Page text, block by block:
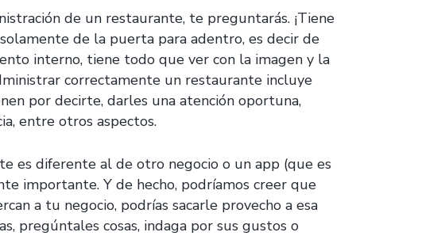
de un restaurante, te preguntarás. ¡Tiene
de la puerta para adentro, es decir de
interno, tiene todo que ver con la imagen y la
correctamente un restaurante incluye
por decirte, darles una atención oportuna,
entre otros aspectos.
es diferente al de otro negocio o un app (que es
importante. Y de hecho, podríamos creer que
a tu negocio, podrías sacarle provecho a esa
pregúntales cosas, indaga por sus gustos o